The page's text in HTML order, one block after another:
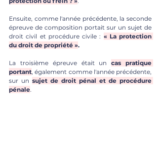
Ensuite, comme l'année précédente, la seconde
épreuve de composition portait sur un sujet de
droit civil et procédure civile : « La protection
du droit de propriété ».
La troisième épreuve était un cas pratique
portant, également comme l'année précédente,
sur un sujet de droit pénal et de procédure
pénale.